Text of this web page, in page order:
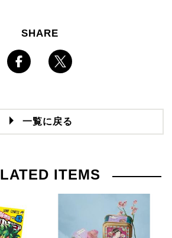
SHARE
一覧に戻る
ITEMS